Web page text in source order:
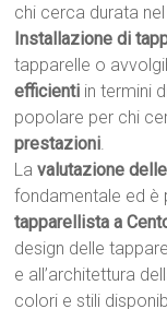
chi cerca durata
Installazione di
tapparelle o
efficienti in termini
popolare per chi
prestazioni.
Lavalutazione
fondamentale ed è
tapparellista a
design delle
e all’architettura
colori e stili